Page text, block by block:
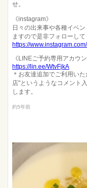
せ。
《instagram》
日々の出来事や各種イベ
ますので是非フォローして
https://
《LINEご予約専用アカウン
https://lin.ee/WtvFjkA
＊お友達追加でご利用い
店"というようなコメント
します。
約5年前